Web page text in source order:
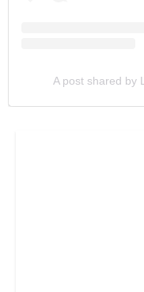
A post shared by